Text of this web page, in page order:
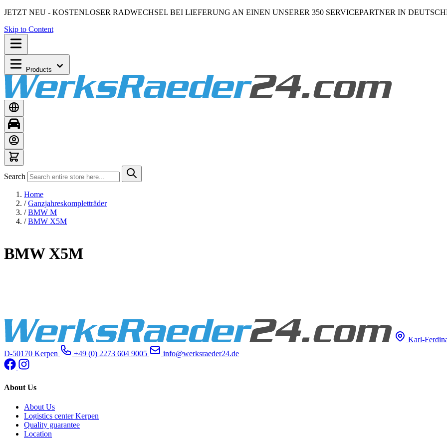
JETZT NEU - KOSTENLOSER RADWECHSEL BEI LIEFERUNG AN EINEN UNSERER 350 SERVICEPARTNER IN
Skip to Content
Products
Search
Home
/ Ganzjahreskompletträder
/ BMW M
/ BMW X5M
BMW X5M
Karl-
D-50170 Kerpen
+49 (0) 2273 604 9005 info@werksraeder24.de
About Us
About Us
Logistics center Kerpen
Quality guarantee
Location